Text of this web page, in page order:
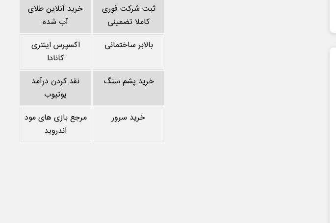
ثبت شرکت فوری
کاملا تضمینی
خرید آنلاین طلای
آب شده
بالابر ساختمانی
اکسپرس اینتری
کانادا
خرید پشم سنگ
نقد کردن درآمد
یوتیوب
خرید سرور
مرجع بازی های مود
اندروید